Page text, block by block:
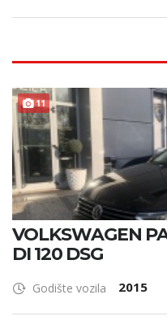
11
VOLKSWAGEN
DI 120 DSG
Godište vozila 2015